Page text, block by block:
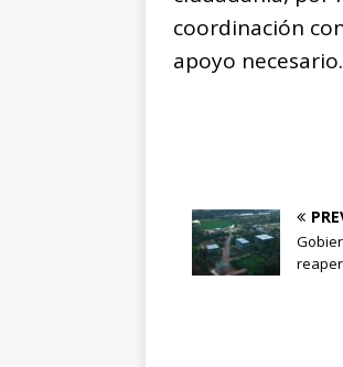
coordinación
apoyo necesario.